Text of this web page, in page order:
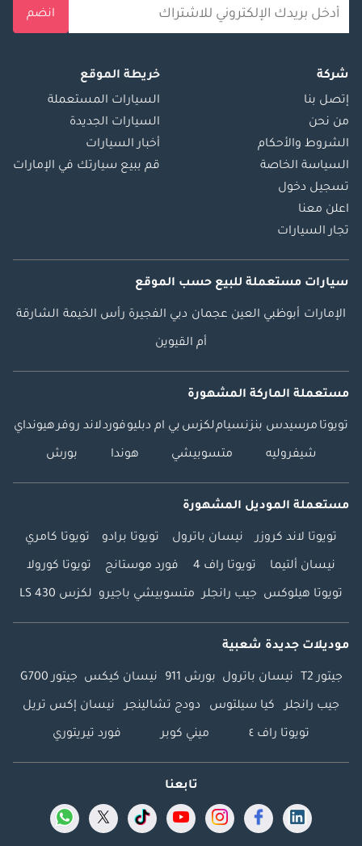
انضم
شركة
إتصل بنا
من نحن
الشروط والأحكام
السياسة الخاصة
تسجيل دخول
اعلن معنا
تجار السيارات
خريطة الموقع
السيارات المستعملة
السيارات الجديدة
أخبار السيارات
قم ببيع سيارتك في الإمارات
سيارات مستعملة للبيع حسب الموقع
الإمارات أبوظبي العين عجمان دبي الفجيرة رأس الخيمة الشارقة
أم القيوين
مستعملة الماركة المشهورة
تويوتا مرسيدس بنزنسياملكزس بي ام دبليوفوردلاند روفرهيونداي
شيفروليه متسوبيشي هوندا بورش
مستعملة الموديل المشهورة
تويوتا لاند كروزر نيسان باترول تويوتا برادو تويوتا كامري
نيسان ألتيما تويوتا راف 4 فورد موستانج تويوتا كورولا
تويوتا هيلوكس جيب رانجلر متسوبيشي باجيرو لكزس LS 430
موديلات جديدة شعبية
جيتور T2 نيسان باترول بورش 911 نيسان كيكس جيتور G700
جيب رانجلر كيا سيلتوس دودج تشالينجر نيسان إكس تريل
تويوتا راف ٤ ميني كوبر فورد تيريتوري
تابعنا